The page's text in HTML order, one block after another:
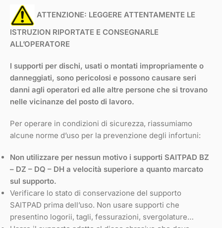
ATTENZIONE: LEGGERE ATTENTAMENTE LE
ISTRUZION RIPORTATE E CONSEGNARLE
ALL’OPERATORE
I supporti per dischi, usati o montati impropriamente o
danneggiati, sono pericolosi e possono causare seri
danni agli operatori ed alle altre persone che si trovano
nelle vicinanze del posto di lavoro.
Per operare in condizioni di sicurezza, riassumiamo
alcune norme d’uso per la prevenzione degli infortuni:
Non utilizzare per nessun motivo i supporti SAITPAD BZ
– DZ – DQ – DH a velocità superiore a quanto marcato
sul supporto.
Verificare lo stato di conservazione del supporto
SAITPAD prima dell’uso. Non usare supporti che
presentino logorii, tagli, fessurazioni, svergolature…